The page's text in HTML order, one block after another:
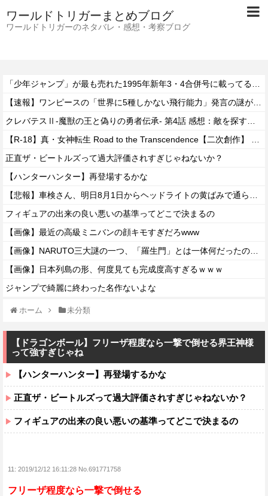
ワールドトリガーまとめブログ
ワールドトリガーのネタバレ・感想・考察ブログ
正直ザ・ビートルズって過大評価されすぎじゃねないか？
【ハンターハンター】再登場するかな
フィギュアの出来の良い悪いの基準ってどこで決まるの
【画像】最近の高級ミニバンの顔キモすぎだろwww
【画像】日本列島の形、何度見ても完成度高すぎるｗｗｗ
ジャンプで綺麗に終わった名作ないよな
ホーム 未分類
【ドラゴンボール】フリーザ程度なら一撃で倒せる界王神様
って強すぎじゃね
【ハンターハンター】再登場するかな
正直ザ・ビートルズって過大評価されすぎじゃねないか？
フィギュアの出来の良い悪いの基準ってどこで決まるの
11: 2019/12/12 16:11:28 No.691771758
フリーザ程度なら一撃で倒せる